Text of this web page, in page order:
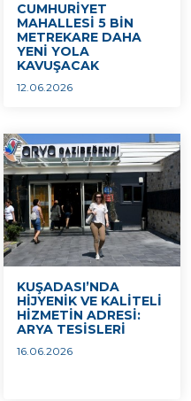
CUMHURİYET
MAHALLESİ 5 BİN
METREKARE DAHA
YENİ YOLA
KAVUŞACAK
12.06.2026
KUŞADASI’NDA
HİJYENİK VE KALİTELİ
HİZMETİN ADRESİ:
ARYA TESİSLERİ
16.06.2026